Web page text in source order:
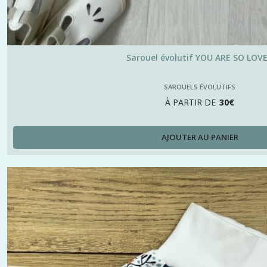
Sarouel évolutif YOU ARE SO
SAROUELS ÉVOLUTIFS
À PARTIR DE 30€
AJOUTER AU PANIER